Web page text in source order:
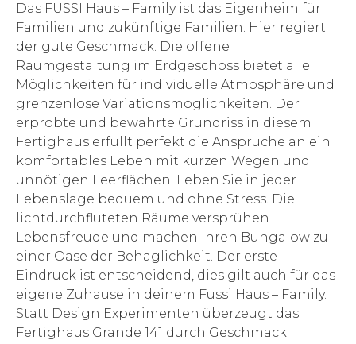
Das FUSSI Haus – Family ist das Eigenheim für
Familien und zukünftige Familien. Hier regiert
der gute Geschmack. Die offene
Raumgestaltung im Erdgeschoss bietet alle
Möglichkeiten für individuelle Atmosphäre und
grenzenlose Variationsmöglichkeiten. Der
erprobte und bewährte Grundriss in diesem
Fertighaus erfüllt perfekt die Ansprüche an ein
komfortables Leben mit kurzen Wegen und
unnötigen Leerflächen. Leben Sie in jeder
Lebenslage bequem und ohne Stress. Die
lichtdurchfluteten Räume versprühen
Lebensfreude und machen Ihren Bungalow zu
einer Oase der Behaglichkeit. Der erste
Eindruck ist entscheidend, dies gilt auch für das
eigene Zuhause in deinem Fussi Haus – Family.
Statt Design Experimenten überzeugt das
Fertighaus Grande 141 durch Geschmack.